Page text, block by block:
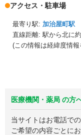
アクセス・駐車場
最寄り駅: 加治屋町駅
直線距離: 駅から北に
(この情報は経緯度情
医療機関・薬局 の方
当サイトはお電話で
ご希望の内容ごとに